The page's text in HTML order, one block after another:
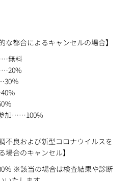
都合によるキャンセルの場合】
無料
％
％
％
加……100%
良および新型コロナウイルスを
合のキャンセル】
※該当の場合は検査結果や診断